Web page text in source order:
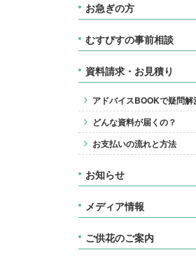
お急ぎの方
むすびすの事前相談
資料請求・お見積り
アドバイスBOOKで疑問解
どんな資料が届くの？
お支払いの流れと方法
お知らせ
メディア情報
ご供花のご案内